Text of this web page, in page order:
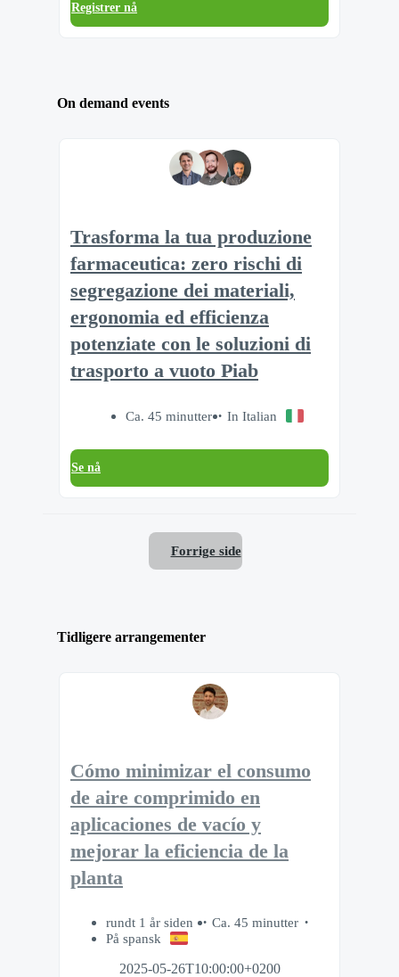
Registrer nå
On demand events
Trasforma la tua produzione
farmaceutica: zero rischi di
segregazione dei materiali,
ergonomia ed efficienza
potenziate con le soluzioni di
trasporto a vuoto Piab
Ca. 45 minutter In Italian
Se nå
Forrige side
Tidligere arrangementer
Cómo minimizar el consumo
de aire comprimido en
aplicaciones de vacío y
mejorar la eficiencia de la
planta
rundt 1 år siden
Ca. 45 minutter
På spansk
2025-05-26T10:00:00+0200